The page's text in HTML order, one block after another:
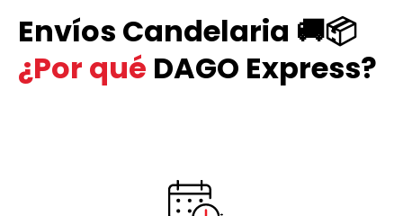
Envíos Candelaria 🚚📦
¿Por qué DAGO Express?